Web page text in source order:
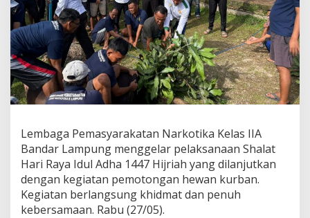
p
a
s
N
a
r
k
o
t
k
a
a
n
d
Lembaga Pemasyarakatan Narkotika Kelas IIA
Bandar Lampung menggelar pelaksanaan Shalat
Hari Raya Idul Adha 1447 Hijriah yang dilanjutkan
dengan kegiatan pemotongan hewan kurban.
Kegiatan berlangsung khidmat dan penuh
kebersamaan. Rabu (27/05).